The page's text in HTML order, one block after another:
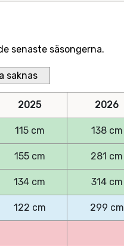
senaste säsongerna.
saknas
2025 2026
115 cm 138 cm
155 cm 281 cm
134 cm 314 cm
122 cm 299 cm